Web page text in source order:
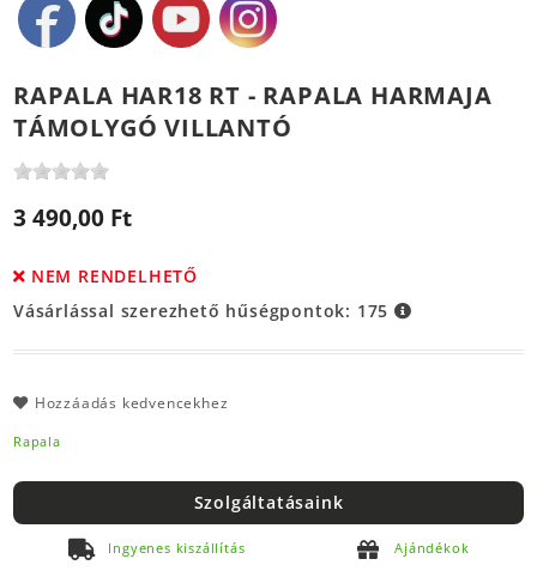
RAPALA HAR18 RT - RAPALA HARMAJA
TÁMOLYGÓ VILLANTÓ
3 490,00 Ft
NEM RENDELHETŐ
Vásárlással szerezhető hűségpontok: 175
Hozzáadás kedvencekhez
Rapala
Szolgáltatásaink
Ingyenes kiszállítás Ajándékok